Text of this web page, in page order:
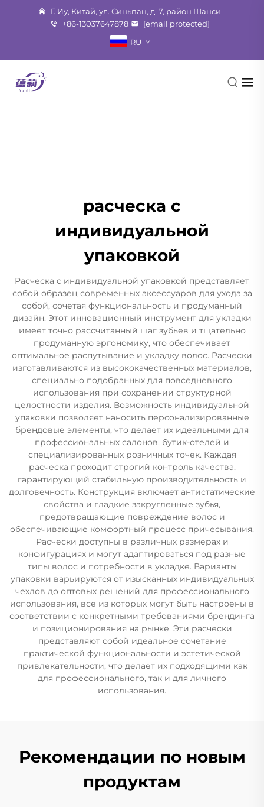
Г. Иу, Китай, ул. Синьпан, д. 7, район Шанси
+86-13037647878
[email protected]
RU
расческа с
индивидуальной
упаковкой
Расческа с индивидуальной упаковкой представляет
собой образец современных аксессуаров для ухода за
собой, сочетая функциональность и продуманный
дизайн. Этот инновационный инструмент для укладки
имеет точно рассчитанный шаг зубьев и тщательно
продуманную эргономику, что обеспечивает
оптимальное распутывание и укладку волос. Расчески
изготавливаются из высококачественных материалов,
специально подобранных для повседневного
использования при сохранении структурной
целостности изделия. Возможность индивидуальной
упаковки позволяет наносить персонализированные
брендовые элементы, что делает их идеальными для
профессиональных салонов, бутик-отелей и
специализированных розничных точек. Каждая
расческа проходит строгий контроль качества,
гарантирующий стабильную производительность и
долговечность. Конструкция включает антистатические
свойства и гладкие закругленные зубья,
предотвращающие повреждение волос и
обеспечивающие комфортный процесс причесывания.
Расчески доступны в различных размерах и
конфигурациях и могут адаптироваться под разные
типы волос и потребности в укладке. Варианты
упаковки варьируются от изысканных индивидуальных
чехлов до оптовых решений для профессионального
использования, все из которых могут быть настроены в
соответствии с конкретными требованиями брендинга
и позиционирования на рынке. Эти расчески
представляют собой идеальное сочетание
практической функциональности и эстетической
привлекательности, что делает их подходящими как
для профессионального, так и для личного
использования.
Рекомендации по новым
продуктам